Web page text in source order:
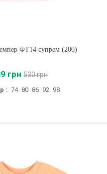
ФТ14 супрем (200)
грн 530 грн
: 74 80 86 92 98